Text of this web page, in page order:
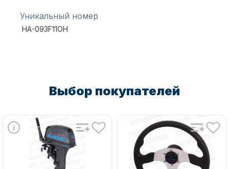
Уникальный номер
HA-093F11OH
Выбор покупателей